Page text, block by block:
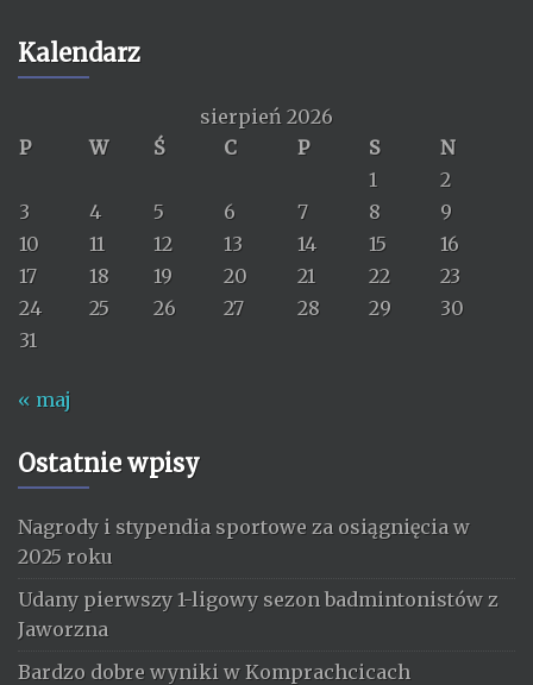
Kalendarz
sierpień 2026
P
W Ś C P S
N
1
2
3
4 5 6 7 8
9
10
11 12 13 14 15
16
17
18 19 20 21 22
23
24
25 26 27 28 29
30
31
« maj
Ostatnie wpisy
Nagrody i stypendia sportowe za osiągnięcia w
2025 roku
Udany pierwszy 1-ligowy sezon badmintonistów z
Jaworzna
Bardzo dobre wyniki w Komprachcicach